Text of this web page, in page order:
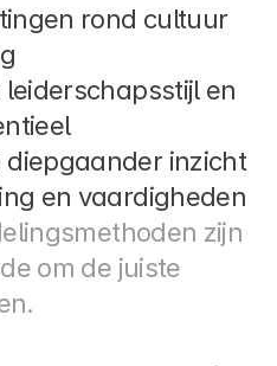
rond cultuur
en
diepgaander inzicht
en vaardigheden
zijn
om de juiste